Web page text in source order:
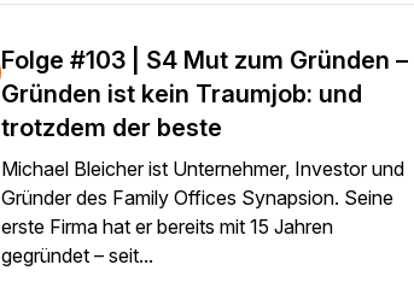
Folge #103 | S4 Mut zum Gründen –
Gründen ist kein Traumjob: und
trotzdem der beste
Michael Bleicher ist Unternehmer, Investor und
Gründer des Family Offices Synapsion. Seine
erste Firma hat er bereits mit 15 Jahren
gegründet – seit...